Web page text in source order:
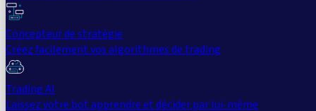
Concepteur de stratégie
Créez facilement vos algorithmes de trading
Trading AI
Laissez votre bot apprendre et décider par lui-même